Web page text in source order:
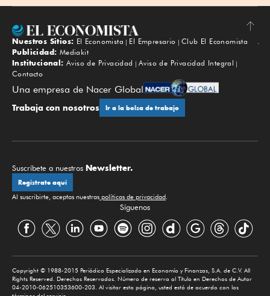
Subir
Nuestros Sitios: El Economista El Empresario
Club El Economista
Publicidad: Mediakit
Institucional: Aviso de Privacidad
Aviso de Privacidad Integral
Contacto
Una empresa de Nacer Global
Trabaja con nosotros Ir a la bolsa de trabajo
Suscríbete a nuestros Newsletter.
Regístrate aquí
Al suscribirte, aceptas nuestras políticas de privacidad.
Síguenos
Copyright © 1988-2015 Periódico Especializado en Economía y Finanzas, S.A. de C.V. All
Rights Reserved. Derechos Reservados. Número de reserva al Título en Derechos de Autor
04-2010-062510353600-203. Al visitar esta página, usted está de acuerdo con los